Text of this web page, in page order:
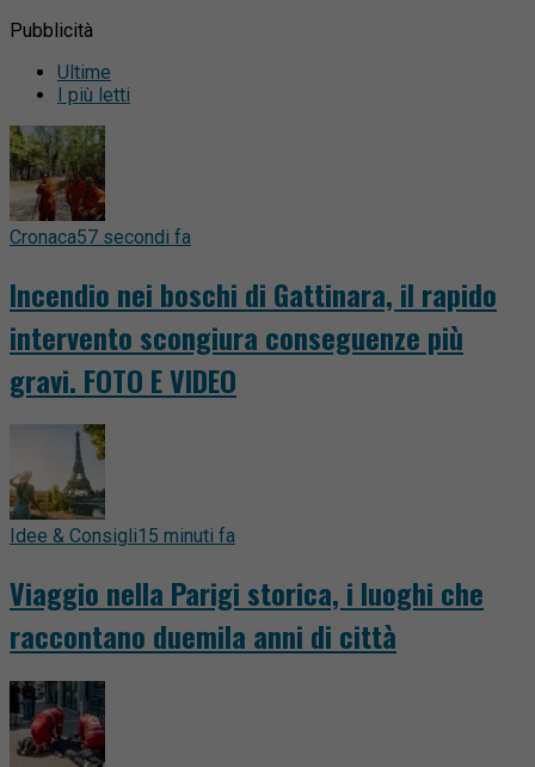
Pubblicità
Ultime
I più letti
Cronaca57 secondi fa
Incendio nei boschi di Gattinara, il rapido
intervento scongiura conseguenze più
gravi. FOTO E VIDEO
Idee & Consigli15 minuti fa
Viaggio nella Parigi storica, i luoghi che
raccontano duemila anni di città